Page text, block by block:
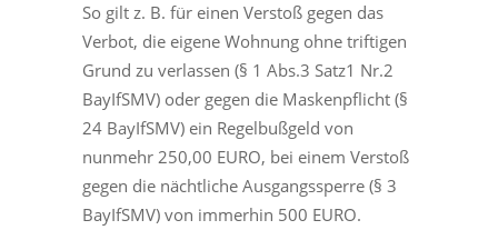
So gilt z. B. für einen Verstoß gegen das
Verbot, die eigene Wohnung ohne triftigen
Grund zu verlassen (§ 1 Abs.3 Satz1 Nr.2
BayIfSMV) oder gegen die Maskenpflicht (§
24 BayIfSMV) ein Regelbußgeld von
nunmehr 250,00 EURO, bei einem Verstoß
gegen die nächtliche Ausgangssperre (§ 3
BayIfSMV) von immerhin 500 EURO.